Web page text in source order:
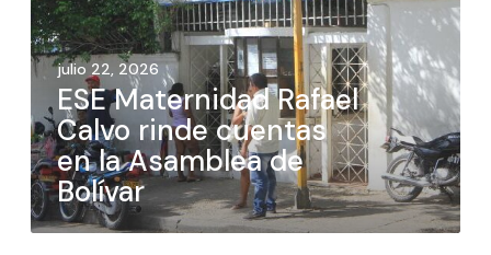
julio 22, 2026
ESE Maternidad Rafael
Calvo rinde cuentas
en la Asamblea de
Bolívar